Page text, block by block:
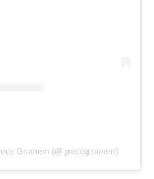
Ghanem (@greceghanem)